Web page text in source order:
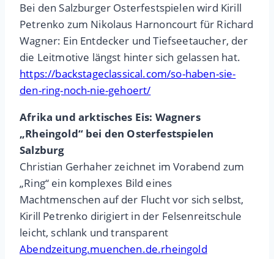
Bei den Salzburger Osterfestspielen wird Kirill
Petrenko zum Nikolaus Harnoncourt für Richard
Wagner: Ein Entdecker und Tiefseetaucher, der
die Leitmotive längst hinter sich gelassen hat.
https://backstageclassical.com/so-haben-sie-
den-ring-noch-nie-gehoert/
Afrika und arktisches Eis: Wagners
„Rheingold“ bei den Osterfestspielen
Salzburg
Christian Gerhaher zeichnet im Vorabend zum
„Ring“ ein komplexes Bild eines
Machtmenschen auf der Flucht vor sich selbst,
Kirill Petrenko dirigiert in der Felsenreitschule
leicht, schlank und transparent
Abendzeitung.muenchen.de.rheingold